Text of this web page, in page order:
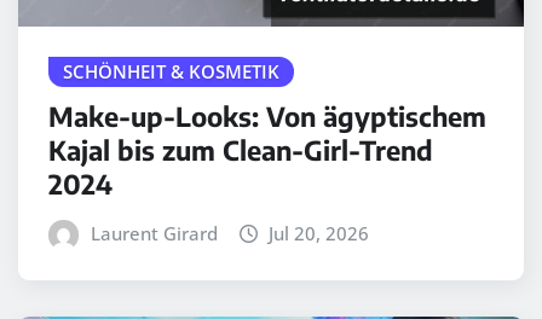
SCHÖNHEIT & KOSMETIK
Make-up-Looks: Von ägyptischem
Kajal bis zum Clean-Girl-Trend
2024
Laurent Girard Jul 20, 2026